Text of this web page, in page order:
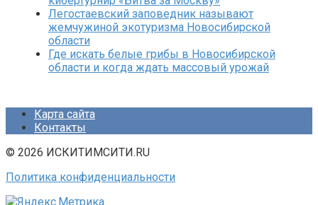
Легостаевский заповедник называют
жемчужиной экотуризма Новосибирской
области
Где искать белые грибы в Новосибирской
области и когда ждать массовый урожай
Карта сайта
Контакты
© 2026 ИСКИТИМСИТИ.RU
Политика конфиденциальности